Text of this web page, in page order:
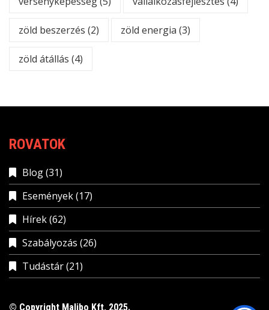
zöld beszerzés (2) zöld energia (3)
zöld átállás (4)
ROVATOK
Blog(31)
Események(17)
Hírek(62)
Szabályozás (26)
Tudástár(21)
© Copyright Malibo Kft, 2025.